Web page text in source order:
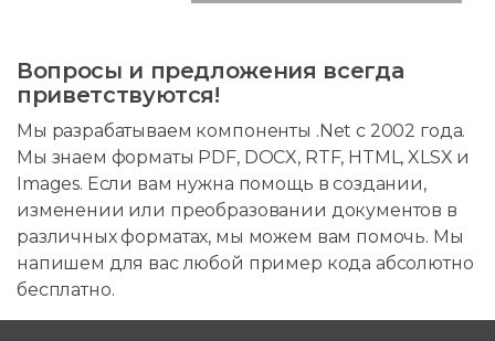
Вопросы и предложения всегда
приветствуются!
Мы разрабатываем компоненты .Net с 2002 года.
Мы знаем форматы PDF, DOCX, RTF, HTML, XLSX и
Images. Если вам нужна помощь в создании,
изменении или преобразовании документов в
различных форматах, мы можем вам помочь. Мы
напишем для вас любой пример кода абсолютно
бесплатно.